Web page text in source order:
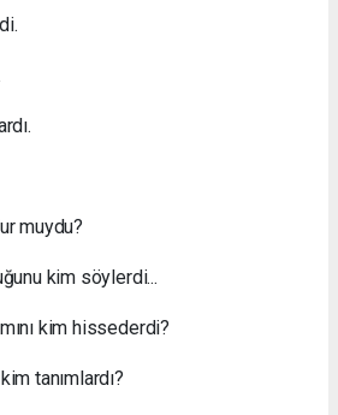
muydu?
kim söylerdi...
kim hissederdi?
tanımlardı?